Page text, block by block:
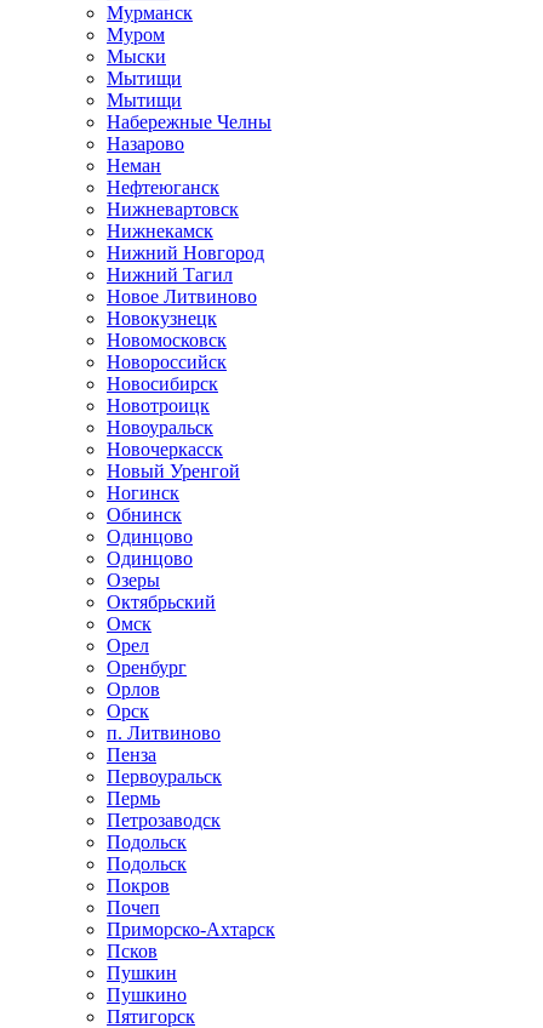
Мурманск
Муром
Мыски
Мытищи
Мытищи
Набережные Челны
Назарово
Неман
Нефтеюганск
Нижневартовск
Нижнекамск
Нижний Новгород
Нижний Тагил
Новое Литвиново
Новокузнецк
Новомосковск
Новороссийск
Новосибирск
Новотроицк
Новоуральск
Новочеркасск
Новый Уренгой
Ногинск
Обнинск
Одинцово
Одинцово
Озеры
Октябрьский
Омск
Орел
Оренбург
Орлов
Орск
п. Литвиново
Пенза
Первоуральск
Пермь
Петрозаводск
Подольск
Подольск
Покров
Почеп
Приморско-Ахтарск
Псков
Пушкин
Пушкино
Пятигорск